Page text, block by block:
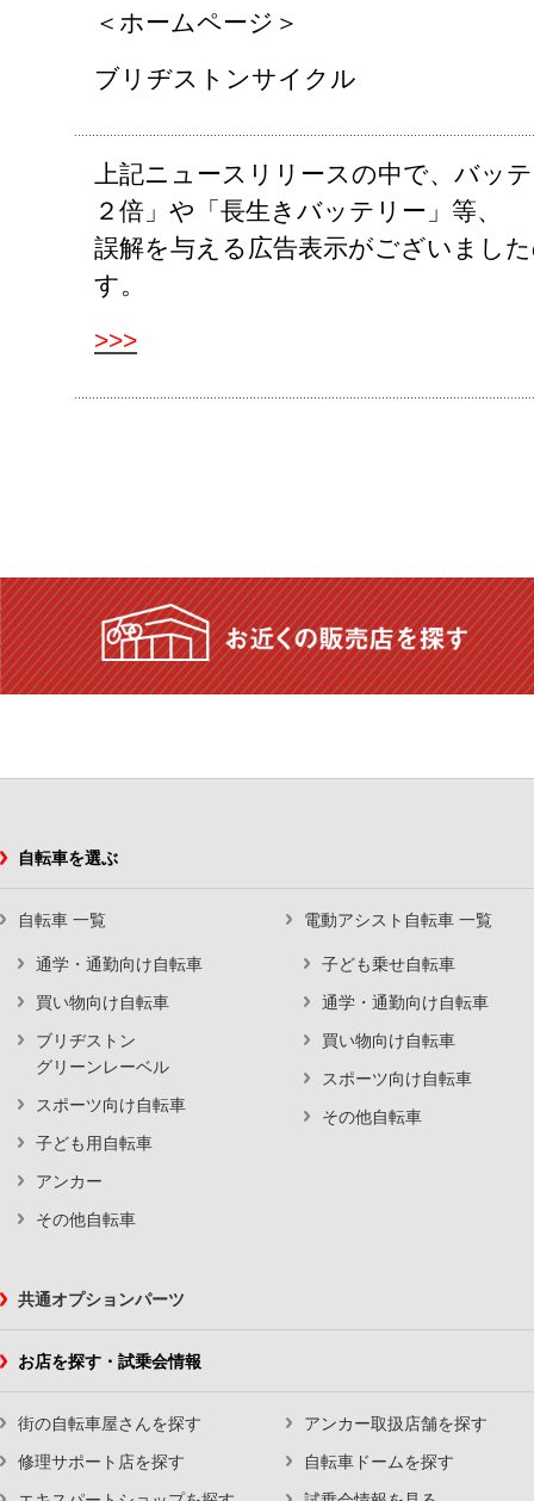
＜ホームページ＞
ブリヂストンサイクル
上記ニュースリリースの中で、バッ
２倍」や「長生きバッテリー」等、
誤解を与える広告表示がございまし
す。
>>>
自転車を選ぶ
自転車 一覧
通学・通勤向け自転車
買い物向け自転車
ブリヂストン
グリーンレーベル
スポーツ向け自転車
子ども用自転車
アンカー
その他自転車
電動アシスト自転車 一覧
子ども乗せ自転車
通学・通勤向け自転車
買い物向け自転車
スポーツ向け自転車
その他自転車
共通オプションパーツ
お店を探す・試乗会情報
街の自転車屋さんを探す
修理サポート店を探す
アンカー取扱店舗を探す
自転車ドームを探す